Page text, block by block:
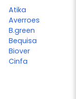
Atika
Averroes
B.green
Bequisa
Biover
Cinfa